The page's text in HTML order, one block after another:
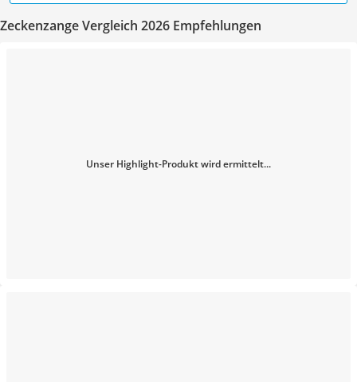
Zeckenzange Vergleich 2026 Empfehlungen
Unser Highlight-Produkt wird ermittelt...